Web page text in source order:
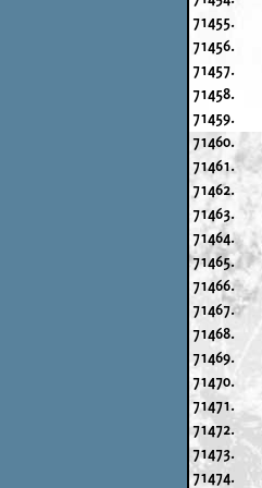
71455.
71456.
71457.
71458.
71459.
71460.
71461.
71462.
71463.
71464.
71465.
71466.
71467.
71468.
71469.
71470.
71471.
71472.
71473.
71474.